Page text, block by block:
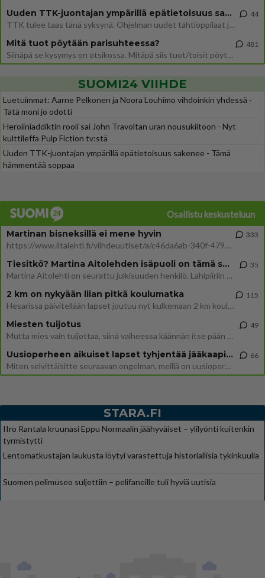
Uuden TTK-juontajan ympärillä epätietoisuus sakenee - Nyt MTV hämmentää soppaa
TTK tulee taas tänä syksynä. Ohjelman uudet tähtioppilaat julkistetaan torstaina 6. elokuuta klo 14 alkavassa lehdistö
44
Mitä tuot pöytään parisuhteessa?
Siinäpä se kysymys on otsikossa. Mitäpä siis tuot/toisit pöytään parisuhteessa? Oletko mies vai nainen? Koetko sen mitä
481
SUOMI24 VIIHDE
Luetuimmat: Aarne Pelkonen ja Noora Louhimo vihdoinkin yhdessä -
Tätä moni jo odotti
Heroiiniaddiktin rooli sai John Travoltan uran nousukiitoon - Nyt
kulttileffa Pulp Fiction tv:stä
Uuden TTK-juontajan ympärillä epätietoisuus sakenee - Tämä
hämmentää soppaa
Osallistu keskusteluun
Martinan bisneksillä ei mene hyvin
https://www.iltalehti.fi/viihdeuutiset/a/c46da6ab-340f-4790-aaa7-0865eed2336 Yrityksen konkurssihakemus on tullut kärä
333
Tiesitkö? Martina Aitolehden isäpuoli on tämä suosittu laulaja
Martina Aitolehti on seurattu julkisuuden henkilö. Lähipiiriin mahtuu muitakin tunnettuja henkilöitä. Tiesitkö, että Ma
35
2 km on nykyään liian pitkä koulumatka
Hesarissa päivitellään lapset joutuu nyt kulkemaan 2 km kouluun jösses. Ruostefillarilla tuo matka menee vaikka miten äk
115
Miesten tuijotus
Mutta mies vain tuijottaa, siinä vaiheessa käännän itse pään pois. Mikä juttu? Yleensä jos joku tuijottaa tai katsoo, hä
49
Uusioperheen aikuiset lapset tyhjentää jääkaapin käydessään
Miten selvittäisitte seuraavan ongelman, meillä on uusioperhe, minulla teini-ikäiset lapset ja puolisolla aikuiset, jotk
66
STARA.FI
IIro Rantala kruunasi Eppu Normaalin jäähyväiset – ylilyönti kuitenkin
tyrmistytti
Lentomatkustajan laukusta löytyi varastettuja historiallisia tykinkuulia
Suomen pelimuseo suljettiin – pelifaneille tuli hyviä uutisia